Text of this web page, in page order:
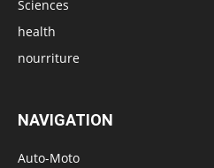
Sciences
health
nourriture
NAVIGATION
Auto-Moto